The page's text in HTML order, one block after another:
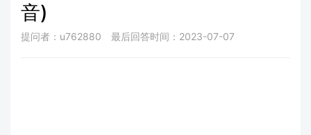
音)
提问者：u762880 最后回答时间：2023-07-07